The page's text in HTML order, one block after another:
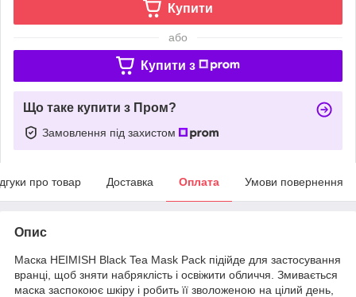
Купити
або
Купити з
Що таке купити з Пром?
Замовлення під захистом
про товар Доставка Оплата Умови повернення
Опис
Маска HEIMISH Black Tea Mask Pack підійде для застосування
вранці, щоб зняти набряклість і освіжити обличчя. Змивається
маска заспокоює шкіру і робить її зволоженою на цілий день,